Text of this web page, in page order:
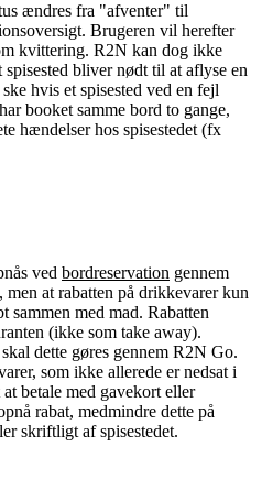
ændres fra "afventer" til
Brugeren vil herefter
kvittering. R2N kan dog ikke
bliver nødt til at aflyse en
hvis et spisested ved en fejl
booket samme bord to gange,
hændelser hos spisestedet (fx
ved bordreservation gennem
at rabatten på drikkevarer kun
sammen med mad. Rabatten
(ikke som take away).
dette gøres gennem R2N Go.
som ikke allerede er nedsat i
betale med gavekort eller
rabat, medmindre dette på
skriftligt af spisestedet.